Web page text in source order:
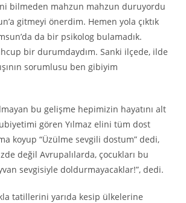
bilmeden mahzun mahzun duruyordu
gitmeyi önerdim. Hemen yola çıktık
da bir psikolog bulamadık.
bir durumdaydım. Sanki ilçede, ilde
sorumlusu ben gibiyim
bu gelişme hepimizin hayatını alt
gören Yılmaz elini tüm dost
koyup “Üzülme sevgili dostum” dedi,
değil Avrupalılarda, çocukları bu
sevgisiyle doldurmayacaklar!”, dedi.
tatillerini yarıda kesip ülkelerine